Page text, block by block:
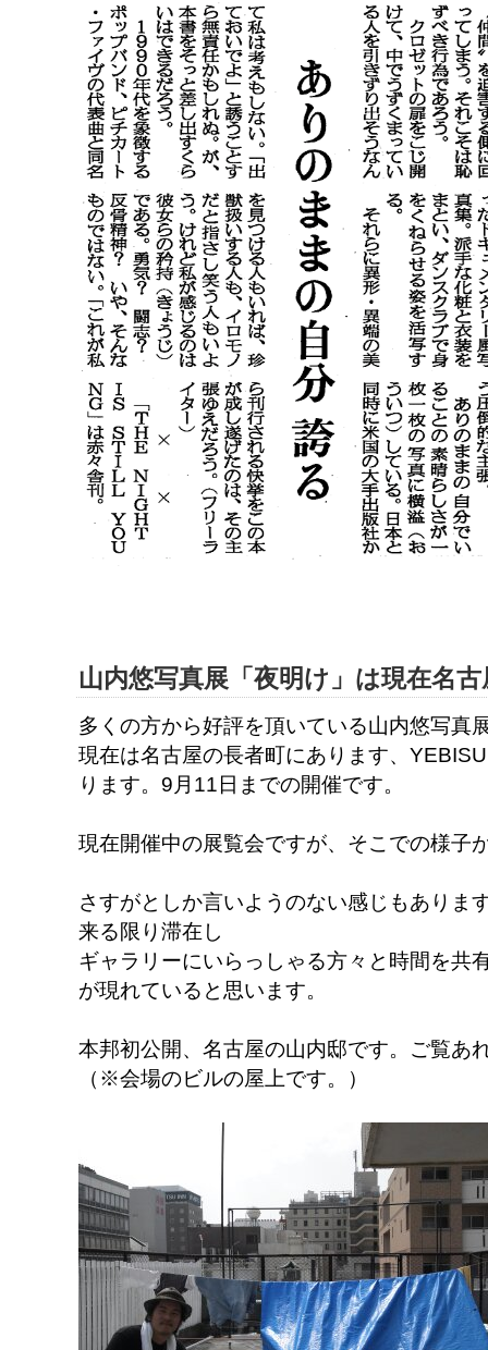
山内悠写真展「夜明け」は現在名
多くの方から好評を頂いている山内悠写真
現在は名古屋の長者町にあります、
ります。9月11日までの開催です。
現在開催中の展覧会ですが、そこでの様子
さすがとしか言いようのない感じもありま
来る限り滞在し
ギャラリーにいらっしゃる方々と時間を共
が現れていると思います。
本邦初公開、名古屋の山内邸です。ご覧あ
（※会場のビルの屋上です。）